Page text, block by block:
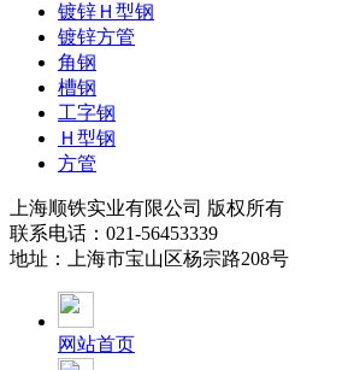
镀锌Ｈ型钢
镀锌方管
角钢
槽钢
工字钢
Ｈ型钢
方管
上海顺铁实业有限公司 版权所有
联系电话：021-56453339
地址：上海市宝山区杨宗路208号
网站首页